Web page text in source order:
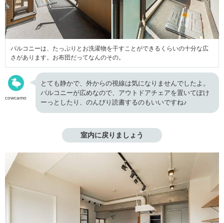
バルコニーは、たっぷりとお洗濯物を干すことができるくらいの十分な広
さがあります。お布団だってなんのその。
cowcamo
とても静かで、外からの視線は気になりませんでしたよ。
バルコニーが広めなので、アウトドアチェアを置いてぽけ
ーっとしたり、のんびり読書するのもいいですね♪
室内に戻りましょう